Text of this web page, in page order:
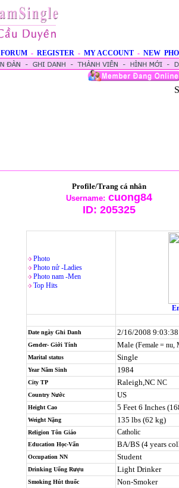
FORUM - REGISTER - MY ACCOUNT - NEW
Profile/Trang cá nhân
Username: cuong84
ID: 205325
Photo
Photo nử -Ladies
Photo nam -Men
Top Hits
Date ngày Ghi Danh 2/16/2008
Gender- Giới Tính Male (Female = nu,
Marital status Single
Year Năm Sinh 1984
City TP Raleigh,NC NC
Country Nước US
Height Cao 5 Feet 6 Inches
Weight Nặng 135 lbs (62 kg)
Religion Tôn Giáo Catholic
Education Học-Vấn BA/BS (4 years
Occupation NN Student
Drinking Uống Rượu Light Drinker
Smoking Hút thuốc Non-Smoker